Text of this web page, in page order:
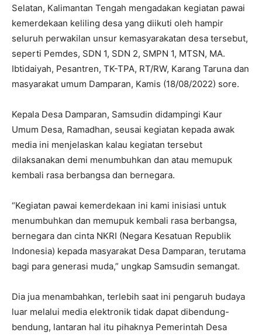
Selatan, Kalimantan Tengah mengadakan kegiatan pawai
kemerdekaan keliling desa yang diikuti oleh hampir
seluruh perwakilan unsur kemasyarakatan desa tersebut,
seperti Pemdes, SDN 1, SDN 2, SMPN 1, MTSN, MA.
Ibtidaiyah, Pesantren, TK-TPA, RT/RW, Karang Taruna dan
masyarakat umum Damparan, Kamis (18/08/2022) sore.
Kepala Desa Damparan, Samsudin didampingi Kaur
Umum Desa, Ramadhan, seusai kegiatan kepada awak
media ini menjelaskan kalau kegiatan tersebut
dilaksanakan demi menumbuhkan dan atau memupuk
kembali rasa berbangsa dan bernegara.
“Kegiatan pawai kemerdekaan ini kami inisiasi untuk
menumbuhkan dan memupuk kembali rasa berbangsa,
bernegara dan cinta NKRI (Negara Kesatuan Republik
Indonesia) kepada masyarakat Desa Damparan, terutama
bagi para generasi muda,” ungkap Samsudin semangat.
Dia jua menambahkan, terlebih saat ini pengaruh budaya
luar melalui media elektronik tidak dapat dibendung-
bendung, lantaran hal itu pihaknya Pemerintah Desa